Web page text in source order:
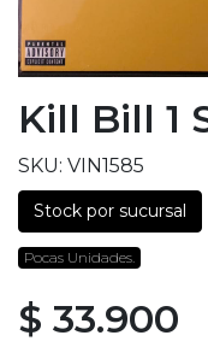
Kill Bill 1
SKU: VIN1585
Stock por sucursal
Pocas Unidades.
$ 33.900